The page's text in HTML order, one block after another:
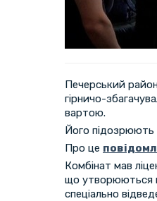
Печерський
гірничо-
вартою.
Його підозрюють
Про це
Комбінат мав
що утворюються в
спеціально